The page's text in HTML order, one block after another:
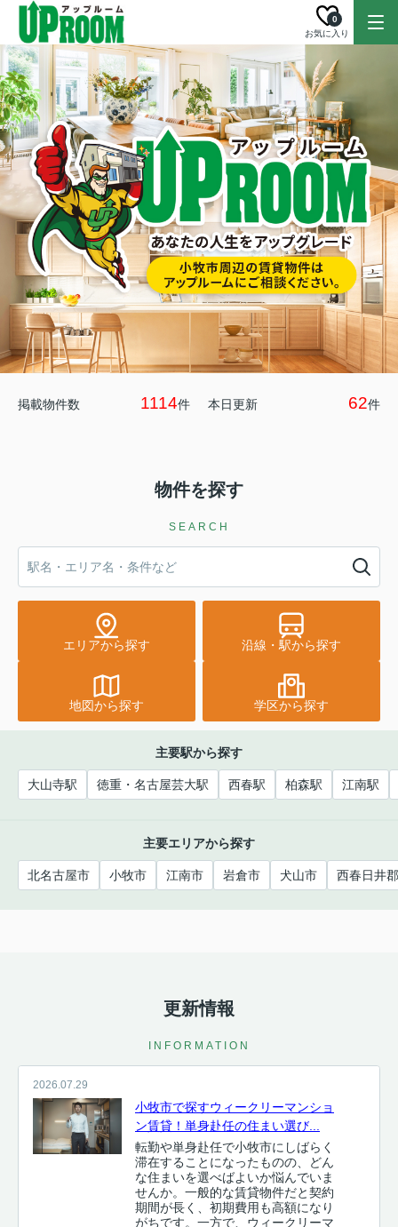
お気に入り
0
掲載物件数 1114件 本日更新 62件
物件を探す
SEARCH
エリアから探す 沿線・駅から探す
地図から探す 学区から探す
主要駅から探す
大山寺駅 徳重・名古屋芸大駅 西春駅 柏森駅 江南駅
主要エリアから探す
北名古屋市 小牧市 江南市 岩倉市 犬山市 西春日井
更新情報
INFORMATION
2026.07.29
小牧市で探すウィークリーマンショ
ン賃貸！単身赴任の住まい選び...
転勤や単身赴任で小牧市にしばらく
滞在することになったものの、どん
な住まいを選べばよいか悩んでいま
せんか。一般的な賃貸物件だと契約
期間が長く、初期費用も高額になり
がちです。一方で、ウィークリーマ